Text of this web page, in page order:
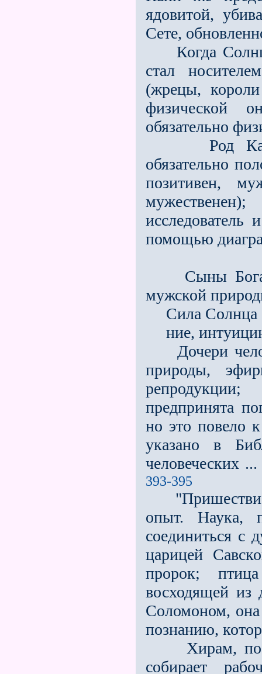
ядовитой,
Сете,
Когда
стал
(жрецы,
физической
обязательно
Род Каина
обязательно
позитивен,
исследователь
помощью
Сыны Бога:
мужской
Сила Солнца
ние,
Дочери
природы,
предпринята
но это повело
указано в
человеческих
393-395
"Пришествие
опыт. Наука,
соединиться с
царицей
пророк;
восходящей из
Соломоном,
познанию,
Хирам, по
собирает